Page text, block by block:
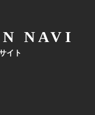
NAVI
イト